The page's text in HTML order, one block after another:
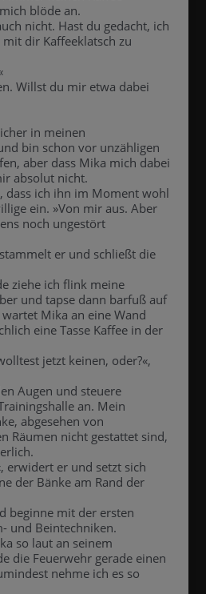
blöde an.
nicht. Hast du gedacht, ich
dir Kaffeeklatsch zu
Willst du mir etwa dabei
in meinen
bin schon vor unzähligen
aber dass Mika mich dabei
absolut nicht.
dass ich ihn im Moment wohl
ein. »Von mir aus. Aber
noch ungestört
er und schließt die
ziehe ich flink meine
und tapse dann barfuß auf
Mika an eine Wand
eine Tasse Kaffee in der
jetzt keinen, oder?«,
Augen und steuere
an. Mein
abgesehen von
Räumen nicht gestattet sind,
erwidert er und setzt sich
der Bänke am Rand der
beginne mit der ersten
und Beintechniken.
so laut an seinem
die Feuerwehr gerade einen
nehme ich es so